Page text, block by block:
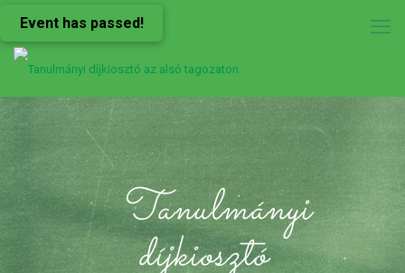
Event has passed!
Tanulmányi
díjkiosztó